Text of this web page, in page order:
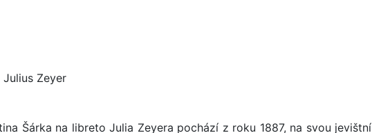
Zeyer
Šárka na libreto Julia Zeyera pochází z roku 1887, na svou jevištní